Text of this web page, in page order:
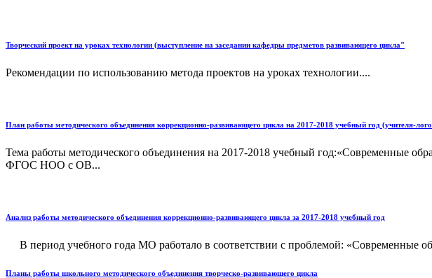
Творческий проект на уроках технологии (выступление на заседании кафедры предметов развивающего цикла"
Рекомендации по использованию метода проектов на уроках технологии....
План работы методического объединения коррекционно-развивающего цикла на 2017-2018 учебный год (учителя-
Тема работы методического объединения на 2017-2018 учебный год:«Современные
ФГОС НОО с ОВ...
Анализ работы методического объединения коррекционно-развивающего цикла за 2017-2018 учебный год
В период учебного года МО работало в соответствии с проблемой: «Современные
Планы работы школьного методического объединения творческо-развивающего цикла